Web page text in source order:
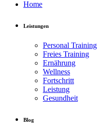
Home
Leistungen
Personal Training
Freies Training
Ernährung
Wellness
Fortschritt
Leistung
Gesundheit
Blog